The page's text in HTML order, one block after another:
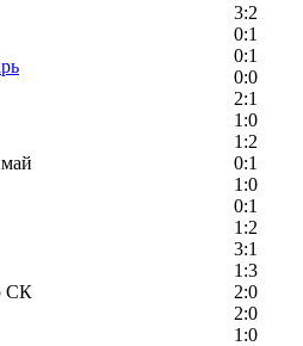
3:2
0:1
0:1
0:0
2:1
1:0
1:2
0:1
1:0
0:1
1:2
3:1
1:3
СК
2:0
2:0
1:0
сайт